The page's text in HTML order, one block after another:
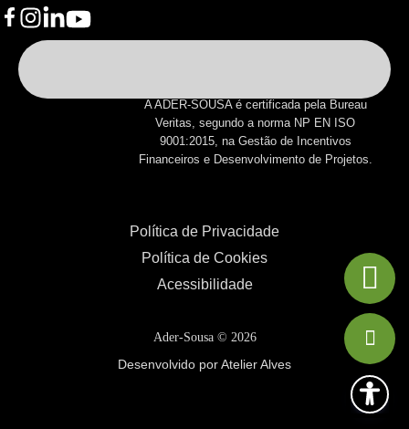
A ADER-SOUSA é certificada pela Bureau
Veritas, segundo a norma NP EN ISO
9001:2015, na Gestão de Incentivos
Financeiros e Desenvolvimento de Projetos.
Política de Privacidade
Política de Cookies
Acessibilidade
Ader-Sousa © 2026
Desenvolvido por Atelier Alves